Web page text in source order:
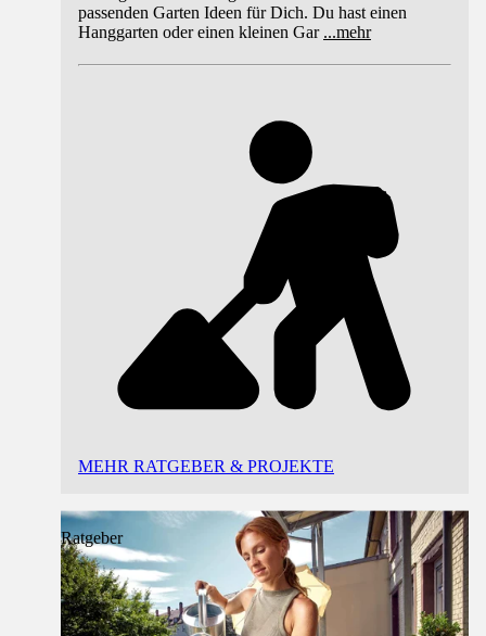
passenden Garten Ideen für Dich. Du hast einen
Hanggarten oder einen kleinen Gar ...mehr
MEHR RATGEBER & PROJEKTE
Ratgeber